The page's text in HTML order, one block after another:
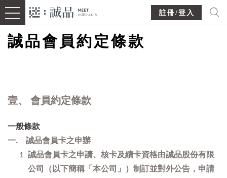
註冊/登入
誠品會員約定條款
壹、 會員約定條款
一般條款
一. 誠品會員卡之申辦
誠品會員卡之申請、核卡及續卡資格由誠品股份有限
公司（以下簡稱「本公司」）制訂並對外公告，申請